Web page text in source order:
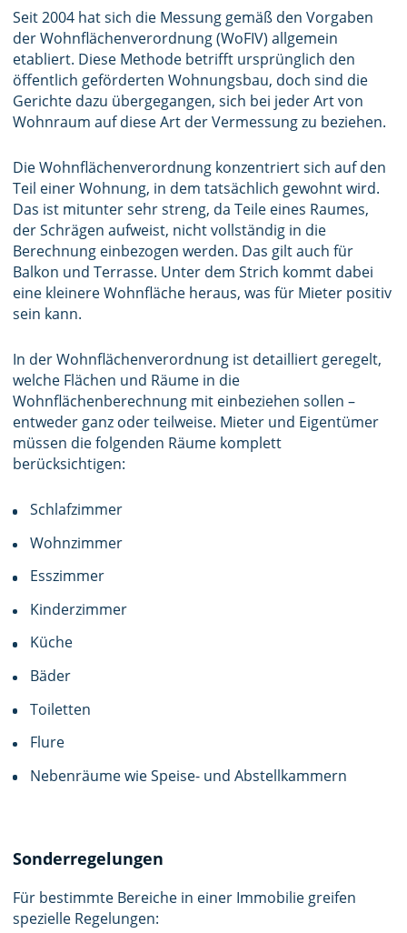
Seit 2004 hat sich die Messung gemäß den Vorgaben
der Wohnflächenverordnung (WoFIV) allgemein
etabliert. Diese Methode betrifft ursprünglich den
öffentlich geförderten Wohnungsbau, doch sind die
Gerichte dazu übergegangen, sich bei jeder Art von
Wohnraum auf diese Art der Vermessung zu beziehen.
Die Wohnflächenverordnung konzentriert sich auf den
Teil einer Wohnung, in dem tatsächlich gewohnt wird.
Das ist mitunter sehr streng, da Teile eines Raumes,
der Schrägen aufweist, nicht vollständig in die
Berechnung einbezogen werden. Das gilt auch für
Balkon und Terrasse. Unter dem Strich kommt dabei
eine kleinere Wohnfläche heraus, was für Mieter positiv
sein kann.
In der Wohnflächenverordnung ist detailliert geregelt,
welche Flächen und Räume in die
Wohnflächenberechnung mit einbeziehen sollen –
entweder ganz oder teilweise. Mieter und Eigentümer
müssen die folgenden Räume komplett
berücksichtigen:
Schlafzimmer
Wohnzimmer
Esszimmer
Kinderzimmer
Küche
Bäder
Toiletten
Flure
Nebenräume wie Speise- und Abstellkammern
Sonderregelungen
Für bestimmte Bereiche in einer Immobilie greifen
spezielle Regelungen: